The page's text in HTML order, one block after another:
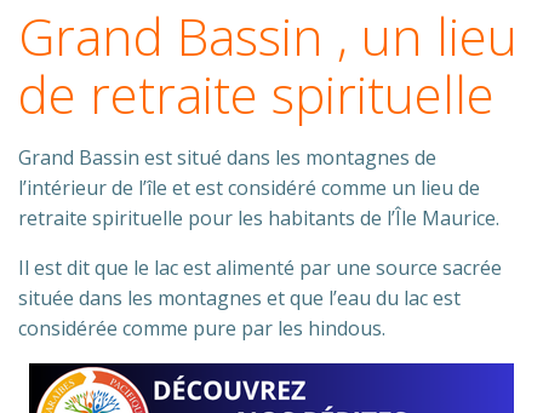
Grand Bassin , un lieu
de retraite spirituelle
Grand Bassin est situé dans les montagnes de
l’intérieur de l’île et est considéré comme un lieu de
retraite spirituelle pour les habitants de l’Île Maurice.
Il est dit que le lac est alimenté par une source sacrée
située dans les montagnes et que l’eau du lac est
considérée comme pure par les hindous.